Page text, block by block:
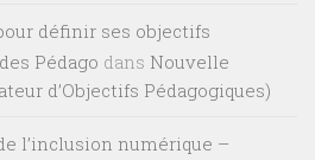
définir ses objectifs
Pédago dans Nouvelle
d’Objectifs Pédagogiques)
l’inclusion numérique –